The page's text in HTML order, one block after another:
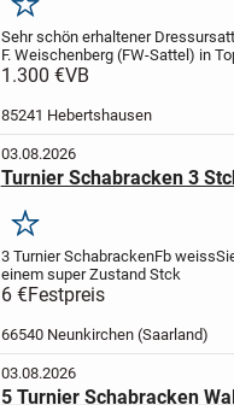
Merken
Sehr schön erhaltener
F. Weischenberg (FW-Sattel) in
Zustand. Der Sattel wurde 1 1/2
zeigen auch die Fotos. Sitzfläche
1.300 €VB
85241 Hebertshausen
03.08.2026
Turnier Schabracken 3
Merken
3 Turnier SchabrackenFb weiss
einem super Zustand Stck
6 €Festpreis
66540 Neunkirchen (Saarland)
03.08.2026
5 Turnier Schabracken Waldhausen